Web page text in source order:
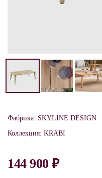
Фабрика: SKYLINE DESIGN
Коллекция: KRABI
144 900 ₽